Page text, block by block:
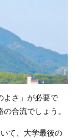
よさ」が必要で
合流でしょう。
て、大学最後の